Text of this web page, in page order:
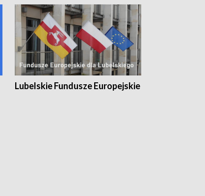
Lubelskie Fundusze Europejskie